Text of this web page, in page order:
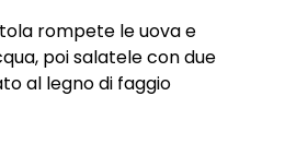
rompete le uova e
poi salatele con due
al legno di faggio